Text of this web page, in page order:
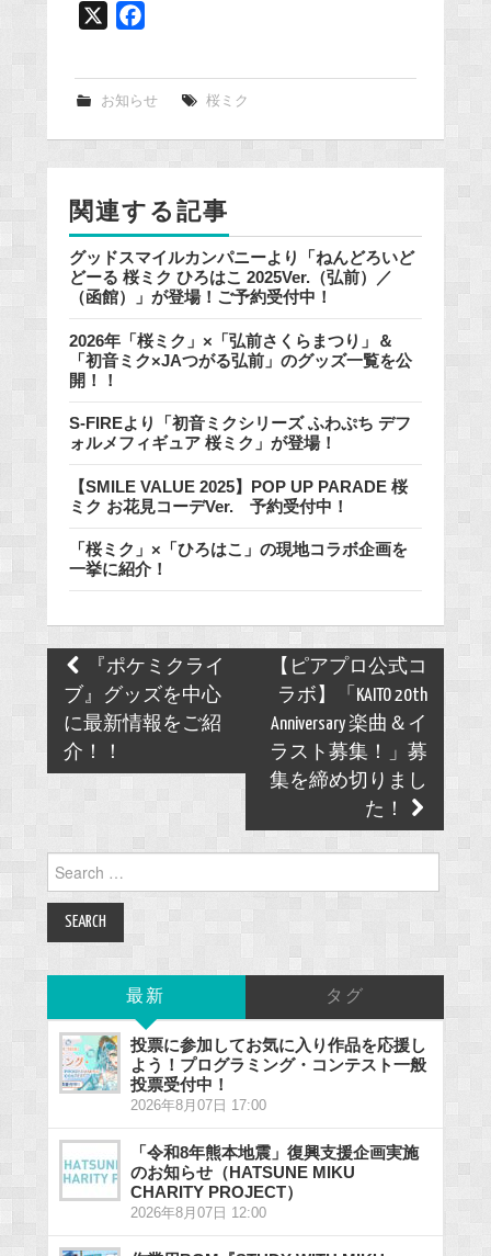
e
k
お知らせ 桜ミク
関連する記事
グッドスマイルカンパニーより「ねんどろいど
どーる 桜ミク ひろはこ 2025Ver.（弘前）／
（函館）」が登場！ご予約受付中！
2026年「桜ミク」×「弘前さくらまつり」＆
「初音ミク×JAつがる弘前」のグッズ一覧を公
開！！
S-FIREより「初音ミクシリーズ ふわぷち デフ
ォルメフィギュア 桜ミク」が登場！
【SMILE VALUE 2025】POP UP PARADE 桜
ミク お花見コーデVer. 予約受付中！
「桜ミク」×「ひろはこ」の現地コラボ企画を
一挙に紹介！
Post
navigation
『ポケミクライ
ブ』グッズを中心
に最新情報をご紹
介！！
【ピアプロ公式コ
ラボ】「KAITO 20th
Anniversary 楽曲＆イ
ラスト募集！」募
集を締め切りまし
た！
for:
最新 タグ
投票に参加してお気に入り作品を応援し
よう！プログラミング・コンテスト一般
投票受付中！
2026年8月07日 17:00
「令和8年熊本地震」復興支援企画実施
のお知らせ（HATSUNE MIKU
CHARITY PROJECT）
2026年8月07日 12:00